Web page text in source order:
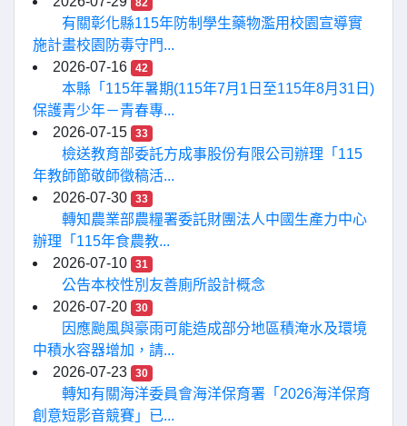
82
有關彰化縣115年防制學生藥物濫用校園宣導實
施計畫校園防毒守門...
2026-07-16
42
本縣「115年暑期(115年7月1日至115年8月31日)
保護青少年－青春專...
2026-07-15
33
檢送教育部委託方成事股份有限公司辦理「115
年教師節敬師徵稿活...
2026-07-30
33
轉知農業部農糧署委託財團法人中國生產力中心
辦理「115年食農教...
2026-07-10
31
公告本校性別友善廁所設計概念
2026-07-20
30
因應颱風與豪雨可能造成部分地區積淹水及環境
中積水容器增加，請...
2026-07-23
30
轉知有關海洋委員會海洋保育署「2026海洋保育
創意短影音競賽」已...